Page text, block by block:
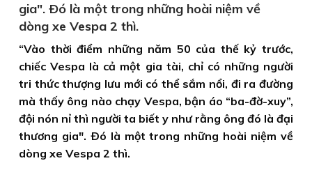
gia". Ðó là một trong những hoài niệm về
dòng xe Vespa 2 thì.
“Vào thời điểm những năm 50 của thế kỷ trước,
chiếc Vespa là cả một gia tài, chỉ có những người
tri thức thượng lưu mới có thể sắm nổi, đi ra đường
mà thấy ông nào chạy Vespa, bận áo “ba-đờ-xuy”,
đội nón nỉ thì người ta biết y như rằng ông đó là đại
thương gia". Ðó là một trong những hoài niệm về
dòng xe Vespa 2 thì.